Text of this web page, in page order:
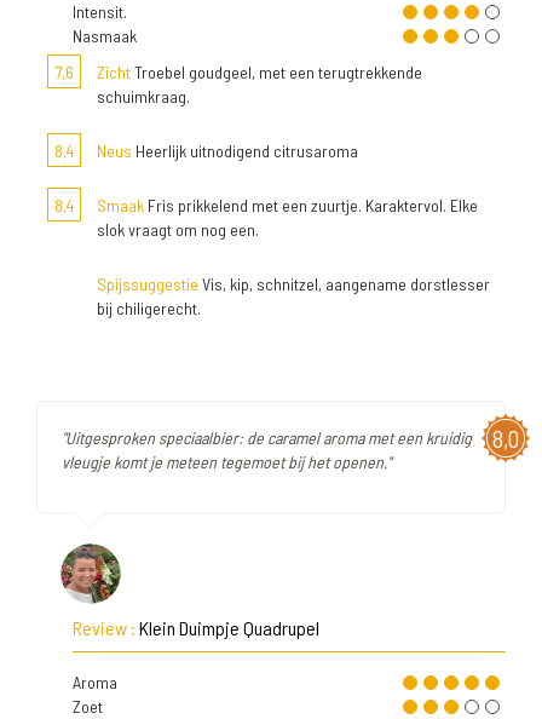
Intensit.
Nasmaak
7,6
ZichtTroebel goudgeel, met een terugtrekkende
schuimkraag.
8,4 Neus Heerlijk uitnodigend citrusaroma
8,4 Smaak Fris prikkelend met een zuurtje. Karaktervol. Elke
slok vraagt om nog een.
Spijssuggestie Vis, kip, schnitzel, aangename dorstlesser
bij chiligerecht.
8,0
"Uitgesproken speciaalbier: de caramel aroma met een kruidig
vleugje komt je meteen tegemoet bij het openen."
Review : Klein Duimpje Quadrupel
Aroma
Zoet